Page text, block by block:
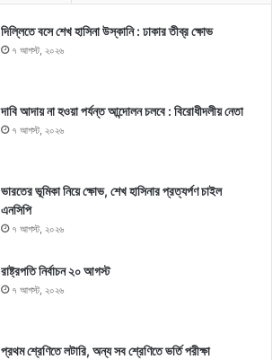
দিল্লিতে বসে শেখ হাসিনা উস্কানি : ঢাকার তীব্র ক্ষোভ
৭ আগস্ট, ২০২৬
দাবি আদায় না হওয়া পর্যন্ত আন্দোলন চলবে : বিরোধীদলীয় নেতা
৭ আগস্ট, ২০২৬
ভারতের ভূমিকা নিয়ে ক্ষোভ, শেখ হাসিনার প্রত্যর্পণ চাইল
এনসিপি
৭ আগস্ট, ২০২৬
রাষ্ট্রপতি নির্বাচন ২০ আগস্ট
৭ আগস্ট, ২০২৬
প্রথম শ্রেণিতে লটারি, অন্য সব শ্রেণিতে ভর্তি পরীক্ষা